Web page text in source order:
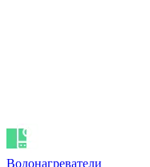
Водонагреватели